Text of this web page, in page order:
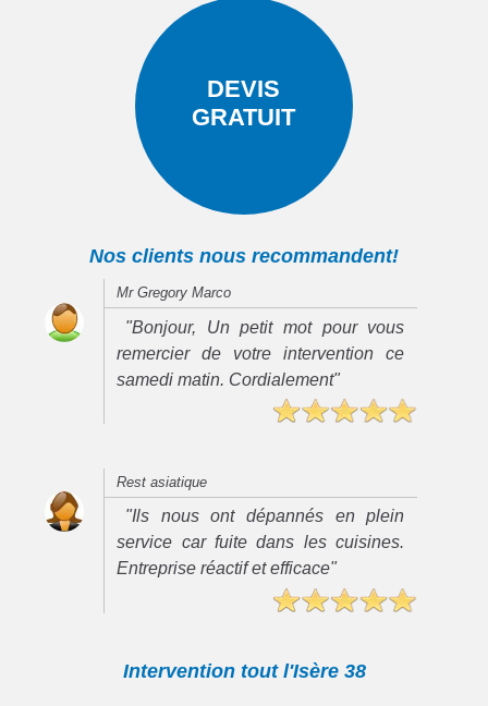
DEVIS
GRATUIT
Nos clients nous recommandent!
Mr Gregory Marco
"Bonjour, Un petit mot pour vous
remercier de votre intervention ce
samedi matin. Cordialement"
Rest asiatique
"Ils nous ont dépannés en plein
service car fuite dans les cuisines.
Entreprise réactif et efficace"
Intervention tout l'Isère 38